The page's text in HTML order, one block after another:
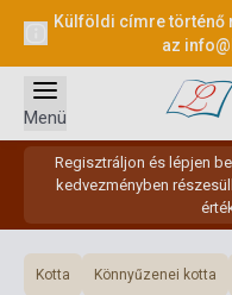
Külföldi címre történő
az
Regisztráljon és lépjen
kedvezményben
Menü
Kotta Könnyűzenei kotta